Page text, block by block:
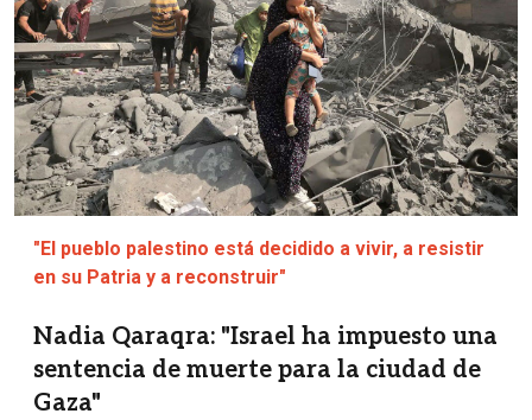
"El pueblo palestino está decidido a vivir, a resistir
en su Patria y a reconstruir"
Nadia Qaraqra: "Israel ha impuesto una
sentencia de muerte para la ciudad de
Gaza"